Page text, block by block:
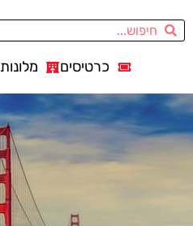
כרטיסים מלונות